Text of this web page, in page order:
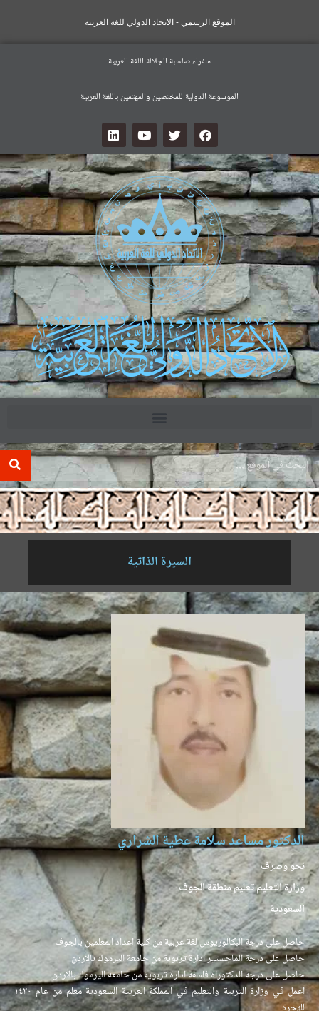
الموقع الرسمي - الاتحاد الدولي للغة العربية
سفراء صاحبة الجلالة اللغة العربية
الموسوعة الدولية للمختصين والمهتمين باللغة العربية
.
السيرة الذاتية
الدكتور مساعد سلامة عطية الشراري
نحو وصرف
وزارة التعليم تعليم منطقة الجوف
السعودية
حاصل على درجة البكالوريوس لغة عربية من كلية اعداد المعلمين بالجوف
حاصل على درجة الماجستير ادارة تربوية من جامعة اليرموك بالاردن
حاصل على درجة الدكتوراة فلسفة ادارة تربوية من حامعة اليرموك بالاردن
اعمل في وزارة التربية والتعليم في المملكة العربية السعودية معلم من عام ١٤٢٠